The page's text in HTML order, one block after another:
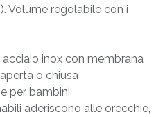
Volume regolabile con i
inox con membrana
o chiusa
per bambini
aderiscono alle orecchie,